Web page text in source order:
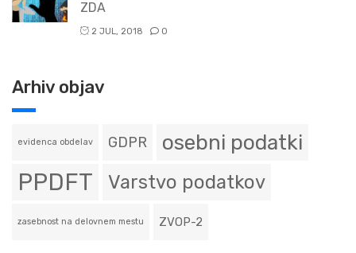
ZDA
2 JUL, 2018 0
Arhiv objav
evidenca obdelav GDPR osebni podatki
PPDFT Varstvo podatkov
zasebnost na delovnem mestu ZVOP-2